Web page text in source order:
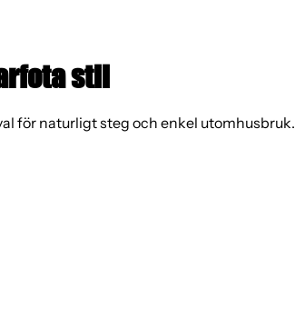
stil
för naturligt steg och enkel utomhusbruk.